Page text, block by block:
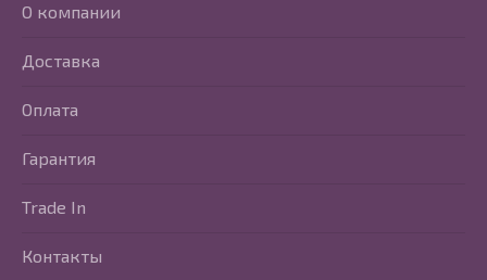
О компании
Доставка
Оплата
Гарантия
Trade In
Контакты